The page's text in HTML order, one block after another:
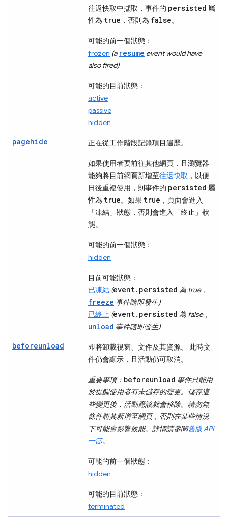
往返快取中擷取，事件的 persisted 屬
性為 true ，否則為 false。
可能的前一個狀態：
frozen (a resume event would have
also fired)
可能的目前狀態：
active
passive
hidden
pagehide 正在從工作階段記錄項目遍歷。
如果使用者要前往其他網頁，且瀏覽器
能夠將目前網頁新增至往返快取 ，以便
日後重複使用，則事件的 persisted 屬
性為 true。如果 true ，頁面會進入
「凍結」 狀態，否則會進入「終止」 狀
態。
可能的前一個狀態：
hidden
目前可能狀態：
已凍結 (event.persisted 為 true，
freeze 事件隨即發生)
已終止 (event.persisted 為 false，
unload 事件隨即發生)
beforeunload
即將卸載視窗、文件及其資源。 此時文
件仍會顯示，且活動仍可取消。
重要事項： beforeunload 事件只能用
於提醒使用者有未儲存的變更。儲存這
些變更後，活動應該就會移除。請勿無
條件將其新增至網頁，否則在某些情況
下可能會影響效能。詳情請參閱舊版 API
一節。
可能的前一個狀態：
hidden
可能的目前狀態：
terminated